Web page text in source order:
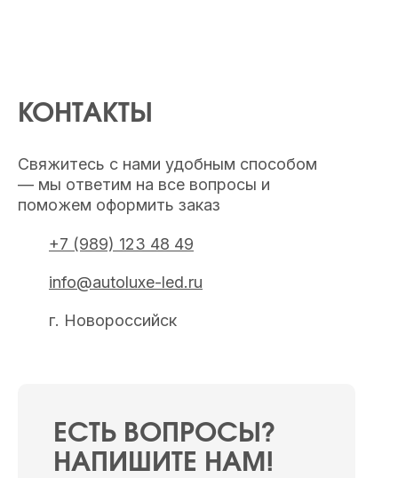
КОНТАКТЫ
ЕСТЬ ВОПРОСЫ?
НАПИШИТЕ НАМ!
Свяжитесь с нами удобным способом
— мы ответим на все вопросы и
поможем оформить заказ
+7 (989) 123 48 49
info@autoluxe-led.ru
г. Новороссийск